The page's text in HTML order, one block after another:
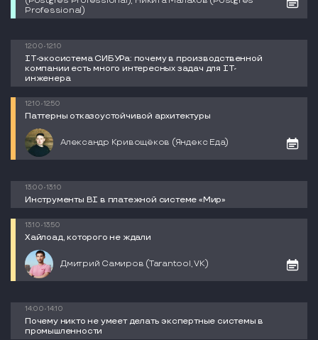
Professional)
12:00-12:10
IT-экосистема СИБУРа: почему в производственной
компании есть много интересных задач для IT-
инженера
12:10-12:50
Паттерны отказоустойчивой архитектуры
Александр Кривощёков (Яндекс Еда)
13:00-13:10
Инструменты BI в платежной системе «Мир»
13:10-13:50
Хайлоад, которого не ждали
Дмитрий Самиров (Tarantool, VK)
14:00-14:10
Почему никто не умеет делать экспертные системы в
промышленности